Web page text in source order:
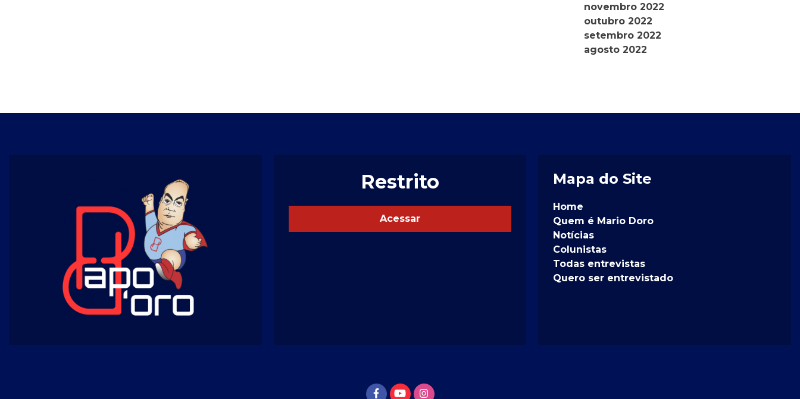
novembro 2022
outubro 2022
setembro 2022
agosto 2022
Restrito
Acessar
Mapa do Site
Home
Quem é Mario Doro
Notícias
Colunistas
Todas entrevistas
Quero ser entrevistado